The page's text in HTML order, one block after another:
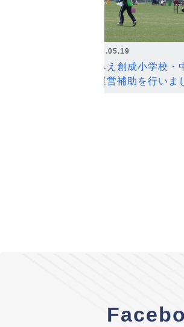
2026.05.19
なみえ創成小学校
の運営補助を行いま